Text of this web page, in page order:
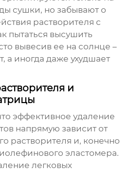
сушки, но забывают о
растворителя с
пытаться высушить
вывесив ее на солнце –
а иногда даже ухудшает
и
эффективное удаление
напрямую зависит от
растворителя и, конечно
эластомера.
легковых